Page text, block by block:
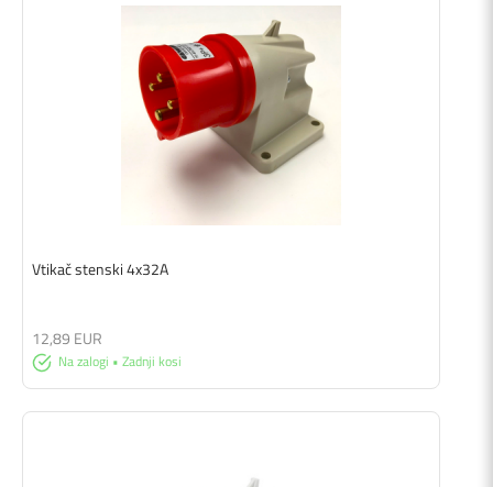
Vtikač stenski 4x32A
Na zalogi • Zadnji kosi
12,89 EUR